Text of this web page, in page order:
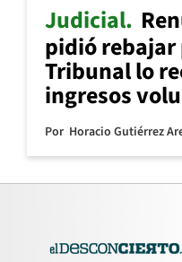
Judicial
pidió rebajar
Tribunal lo
ingresos
Por Horacio Gutiérrez